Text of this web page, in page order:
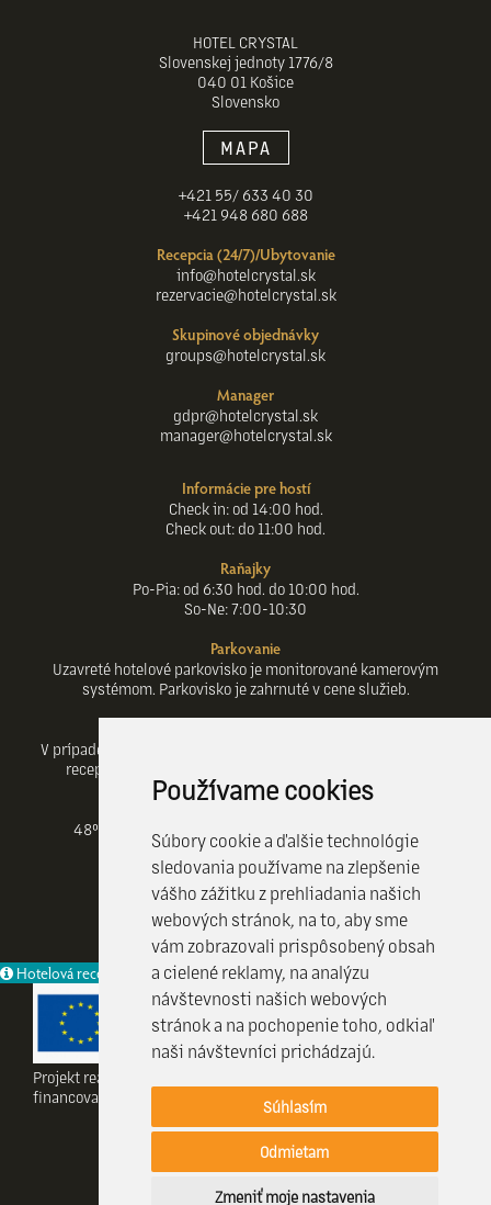
Používame cookies
Súbory cookie a ďalšie technológie
sledovania používame na zlepšenie
vášho zážitku z prehliadania našich
webových stránok, na to, aby sme
vám zobrazovali prispôsobený obsah
a cielené reklamy, na analýzu
návštevnosti našich webových
stránok a na pochopenie toho, odkiaľ
naši návštevníci prichádzajú.
Súhlasím
Odmietam
Zmeniť moje nastavenia
HOTEL CRYSTAL
Slovenskej jednoty 1776/8
040 01 Košice
Slovensko
MAPA
+421 55/ 633 40 30
+421 948 680 688
Recepcia (24/7)/Ubytovanie
info@hotelcrystal.sk
rezervacie@hotelcrystal.sk
Skupinové objednávky
groups@hotelcrystal.sk
Manager
gdpr@hotelcrystal.sk
manager@hotelcrystal.sk
Informácie pre hostí
Check in: od 14:00 hod.
Check out: do 11:00 hod.
Raňajky
Po-Pia: od 6:30 hod. do 10:00 hod.
So-Ne: 7:00-10:30
Parkovanie
Uzavreté hotelové parkovisko je monitorované kamerovým
systémom. Parkovisko je zahrnuté v cene služieb.
V prípade záujmu o objednávku taxislužby prosím kontaktujte
recepciu hotela (+421 55/ 633 40 30, 0948 680 688).
48°43'52.62815"N (48.7312856 ) 21°15'12.68388"E
(21.2535233 )
Hotelová recepcia je k vašim službám 24 / 7
Projekt realizovany vďaka Visit Kosice a projektu CulTourData a
financovany programom COSME EÚ.
PRÍCHOD
HĽADAŤ